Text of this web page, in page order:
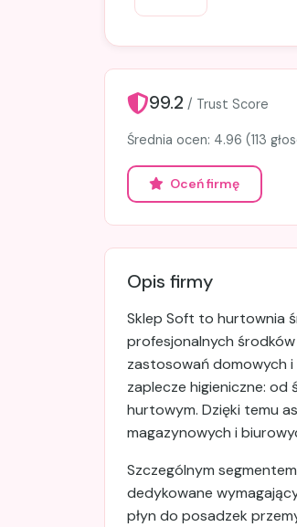
99.2 / Trust Score
Średnia ocen: 4.96 (113
Oceń firmę
Opis firmy
Sklep Soft to hurtownia
profesjonalnych
zastosowań domowych
zaplecze higieniczne:
hurtowym. Dzięki temu
magazynowych i
Szczególnym
dedykowane
płyn do posadzek